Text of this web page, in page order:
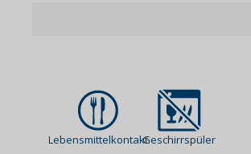
LebensmittelkontaktGeschirrspüler